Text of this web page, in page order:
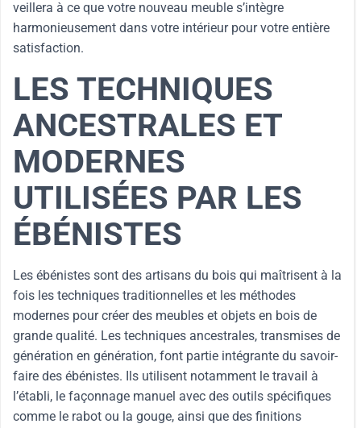
veillera à ce que votre nouveau meuble s’intègre
harmonieusement dans votre intérieur pour votre entière
satisfaction.
LES TECHNIQUES
ANCESTRALES ET
MODERNES
UTILISÉES PAR LES
ÉBÉNISTES
Les ébénistes sont des artisans du bois qui maîtrisent à la
fois les techniques traditionnelles et les méthodes
modernes pour créer des meubles et objets en bois de
grande qualité. Les techniques ancestrales, transmises de
génération en génération, font partie intégrante du savoir-
faire des ébénistes. Ils utilisent notamment le travail à
l’établi, le façonnage manuel avec des outils spécifiques
comme le rabot ou la gouge, ainsi que des finitions